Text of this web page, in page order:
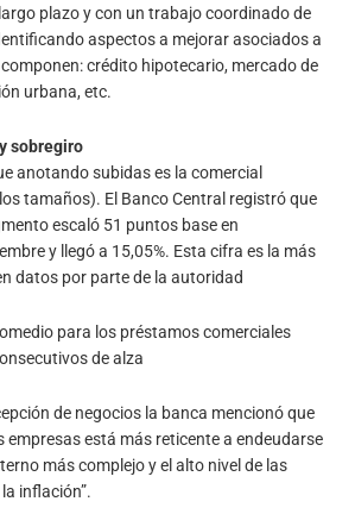
plazo y con un trabajo coordinado de
aspectos a mejorar asociados a
crédito hipotecario, mercado de
urbana, etc.
sobregiro
anotando subidas es la comercial
tamaños). El Banco Central registró que
escaló 51 puntos base en
y llegó a 15,05%. Esta cifra es la más
datos por parte de la autoridad
para los préstamos comerciales
de alza
de negocios la banca mencionó que
empresas está más reticente a endeudarse
más complejo y el alto nivel de las
inflación”.